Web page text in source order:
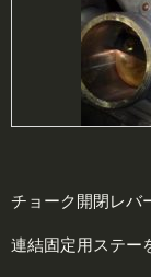
チョーク開閉レバ
連結固定用ステー